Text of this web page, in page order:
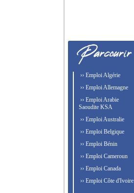
›› Emploi Algérie
›› Emploi Allemagne
›› Emploi Arabie
Saoudite KSA
›› Emploi Australie
›› Emploi Belgique
›› Emploi Bénin
›› Emploi Cameroun
›› Emploi Canada
›› Emploi Côte d'Ivoire